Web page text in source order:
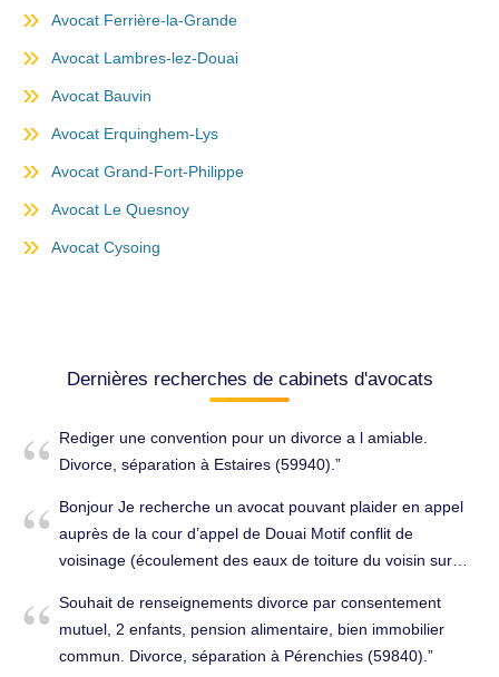
Avocat Ferrière-la-Grande
Avocat Lambres-lez-Douai
Avocat Bauvin
Avocat Erquinghem-Lys
Avocat Grand-Fort-Philippe
Avocat Le Quesnoy
Avocat Cysoing
Dernières recherches de cabinets d'avocats
Rediger une convention pour un divorce a l amiable.
Divorce, séparation à Estaires (59940).
Bonjour Je recherche un avocat pouvant plaider en appel
auprès de la cour d’appel de Douai Motif conflit de
voisinage (écoulement des eaux de toiture du voisin sur
chez nous car difficultés de déplacements. Merci de
privilégier les contact par mail car problèmes auditifs.
Famille, successions à Santes (59211).
Souhait de renseignements divorce par consentement
mutuel, 2 enfants, pension alimentaire, bien immobilier
commun. Divorce, séparation à Pérenchies (59840).